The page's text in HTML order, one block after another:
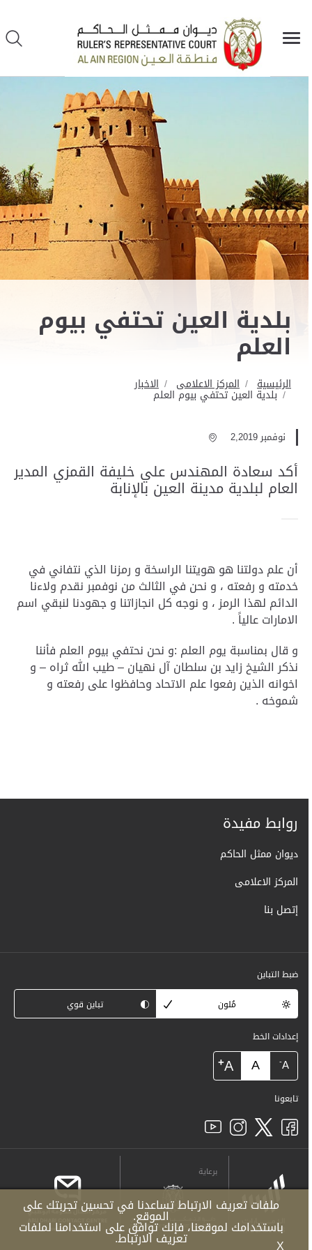
بلدية العين تحتفي بيوم
العلم
الرئيسية المركز الاعلامى الاخبار
بلدية العين تحتفي بيوم العلم
نوفمبر 2,2019
أكد سعادة المهندس علي خليفة القمزي المدير
العام لبلدية مدينة العين بالإنابة
أن علم دولتنا هو هويتنا الراسخة و رمزنا الذي نتفاني في
خدمته و رفعته ، و نحن في الثالث من نوفمبر نقدم ولاءنا
الدائم لهذا الرمز ، و نوجه كل انجازاتنا و جهودنا لنبقي اسم
الامارات عالياً .
و قال بمناسبة يوم العلم :و نحن نحتفي بيوم العلم فأننا
نذكر الشيخ زايد بن سلطان آل نهيان – طيب الله ثراه – و
اخوانه الذين رفعوا علم الاتحاد وحافظوا على رفعته و
شموخه .
روابط مفيدة
ديوان ممثل الحاكم
المركز الاعلامى
إتصل بنا
ضبط التباين
مُلون
تباين قوي
إعدادات الخط
A
-
A
A
+
تابعونا
برعاية
ملفات تعريف الارتباط تساعدنا في تحسين تجربتك على
الموقع.
باستخدامك لموقعنا، فإنك توافق على استخدامنا لملفات
تعريف الارتباط.